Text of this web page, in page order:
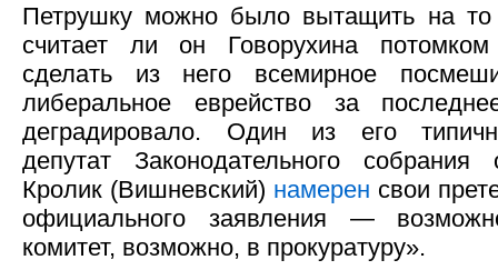
Петрушку можно было вытащить на то
считает ли он Говорухина
сделать из него всемирное
либеральное еврейство за
деградировало. Один из его
депутат Законодательного
Кролик (Вишневский) намерен свои
официального заявления —
комитет, возможно, в прокуратуру».